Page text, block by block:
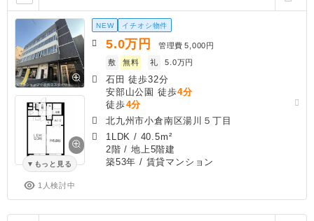
もっと見る
1人検討中
NEW イチオシ物件
5.0万円 管理費 5,000円
敷
無料 礼 5.0万円
石田 徒歩32分
安部山公園 徒歩4分
徒歩4分
北九州市小倉南区湯川５丁目
1LDK / 40.5m²
2階 / 地上5階建
築53年 / 賃貸マンション